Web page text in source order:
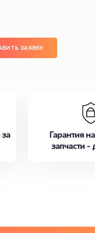
ЗАЯВКУ
Гарантия
запчасти -